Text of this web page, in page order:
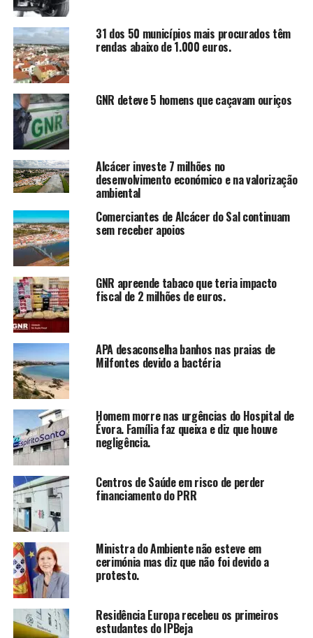
31 dos 50 municípios mais procurados têm
rendas abaixo de 1.000 euros.
GNR deteve 5 homens que caçavam ouriços
Alcácer investe 7 milhões no
desenvolvimento económico e na valorização
ambiental
Comerciantes de Alcácer do Sal continuam
sem receber apoios
GNR apreende tabaco que teria impacto
fiscal de 2 milhões de euros.
APA desaconselha banhos nas praias de
Milfontes devido a bactéria
Homem morre nas urgências do Hospital de
Évora. Família faz queixa e diz que houve
negligência.
Centros de Saúde em risco de perder
financiamento do PRR
Ministra do Ambiente não esteve em
cerimónia mas diz que não foi devido a
protesto.
Residência Europa recebeu os primeiros
estudantes do IPBeja